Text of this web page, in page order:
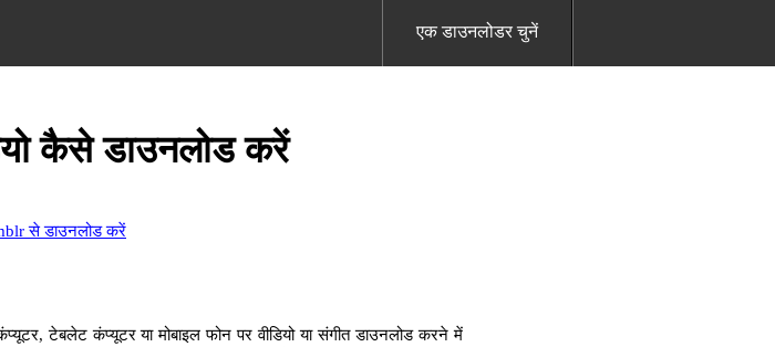
एक डाउनलोडर चुनें
कैसे डाउनलोड करें
से डाउनलोड करें
टेबलेट कंप्यूटर या मोबाइल फोन पर वीडियो या संगीत डाउनलोड करने में